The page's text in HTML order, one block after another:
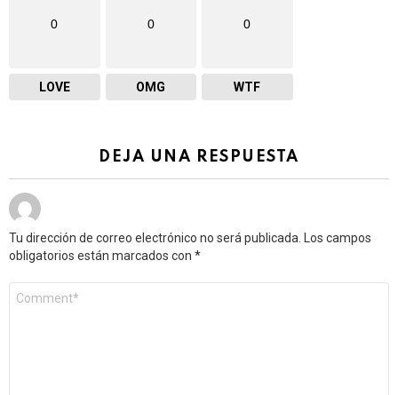
0
LOVE
0
OMG
0
WTF
DEJA UNA RESPUESTA
Tu dirección de correo electrónico no será publicada.
Los campos
obligatorios están marcados con *